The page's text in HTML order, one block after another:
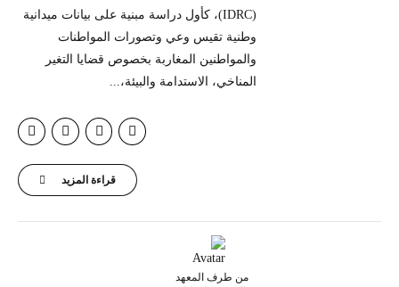
(IDRC)، كأول دراسة مبنية على بيانات ميدانية
وطنية تقيس وعي وتصورات المواطنات
والمواطنين المغاربة بخصوص قضايا التغير
المناخي، الاستدامة والبيئة،...
قراءة المزيد
من طرف المعهد